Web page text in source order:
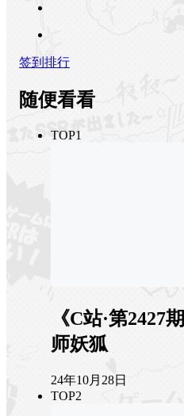
签到排行
随便看看
TOP1
《C站·第2427
师妖狐
24年10月28日
TOP2